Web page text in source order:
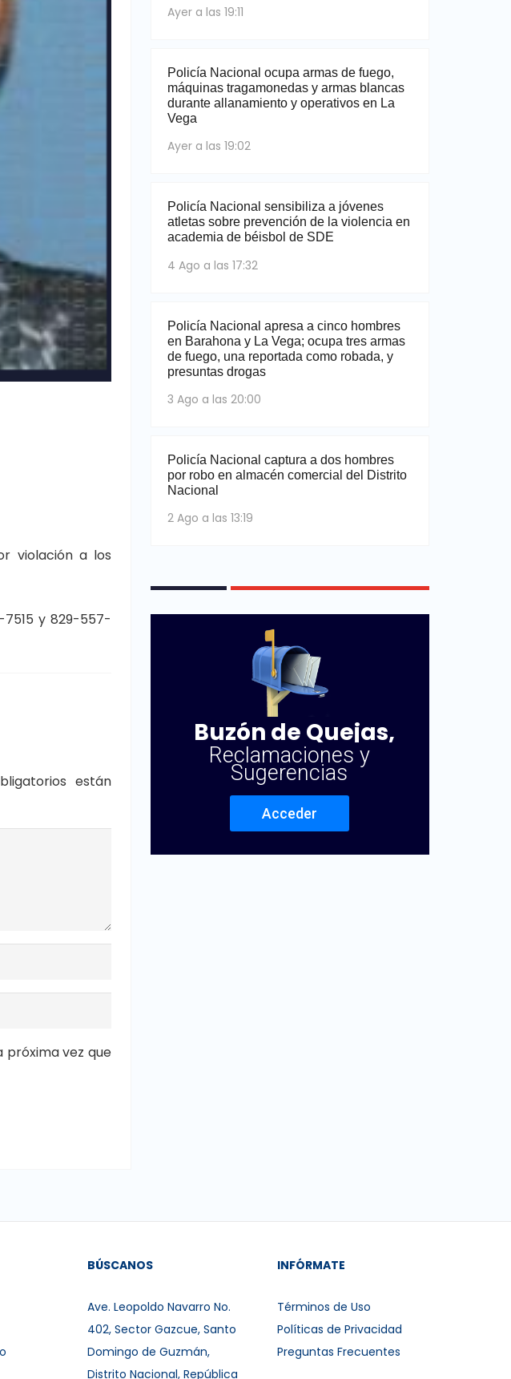
violación a los
y 829-557-
están
vez que
Ayer a las 19:11
Policía Nacional ocupa armas de fuego,
máquinas tragamonedas y armas blancas
durante allanamiento y operativos en La
Vega
Ayer a las 19:02
Policía Nacional sensibiliza a jóvenes
atletas sobre prevención de la violencia en
academia de béisbol de SDE
4 Ago a las 17:32
Policía Nacional apresa a cinco hombres
en Barahona y La Vega; ocupa tres armas
de fuego, una reportada como robada, y
presuntas drogas
3 Ago a las 20:00
Policía Nacional captura a dos hombres
por robo en almacén comercial del Distrito
Nacional
2 Ago a las 13:19
Buzón de Quejas,
Reclamaciones y
Sugerencias
Acceder
BÚSCANOS
Ave. Leopoldo Navarro No.
402, Sector Gazcue, Santo
Domingo de Guzmán,
Distrito Nacional, República
INFÓRMATE
Términos de Uso
Políticas de Privacidad
Preguntas Frecuentes